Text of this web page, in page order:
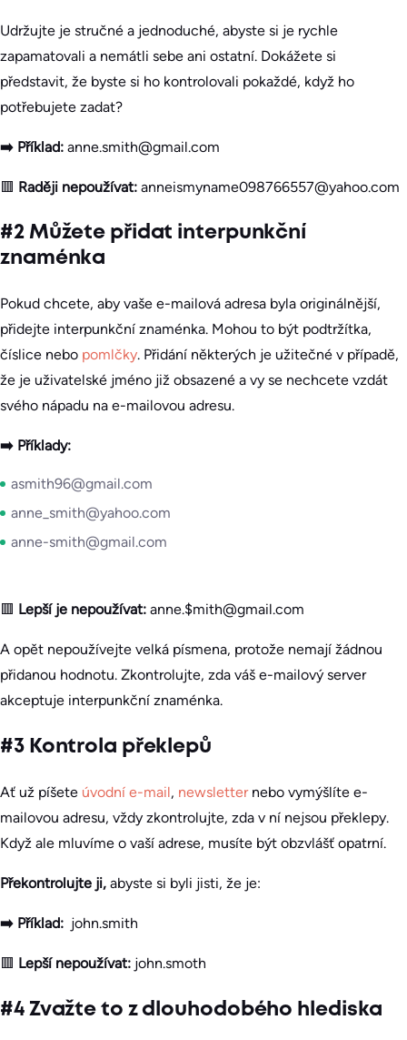
Udržujte je stručné a jednoduché, abyste si je rychle
zapamatovali a nemátli sebe ani ostatní. Dokážete si
představit, že byste si ho kontrolovali pokaždé, když ho
potřebujete zadat?
➡️ Příklad: anne.smith@gmail.com
🟥 Raději nepoužívat: anneismyname098766557@yahoo.com
#2 Můžete přidat interpunkční
znaménka
Pokud chcete, aby vaše e-mailová adresa byla originálnější,
přidejte interpunkční znaménka. Mohou to být podtržítka,
číslice nebo pomlčky. Přidání některých je užitečné v případě,
že je uživatelské jméno již obsazené a vy se nechcete vzdát
svého nápadu na e-mailovou adresu.
➡️ Příklady:
asmith96@gmail.com
anne_smith@yahoo.com
anne-smith@gmail.com
🟥 Lepší je nepoužívat: anne.$mith@gmail.com
A opět nepoužívejte velká písmena, protože nemají žádnou
přidanou hodnotu. Zkontrolujte, zda váš e-mailový server
akceptuje interpunkční znaménka.
#3 Kontrola překlepů
Ať už píšete úvodní e-mail, newsletternebo vymýšlíte e-
mailovou adresu, vždy zkontrolujte, zda v ní nejsou překlepy.
Když ale mluvíme o vaší adrese, musíte být obzvlášť opatrní.
Překontrolujte ji, abyste si byli jisti, že je:
➡️ Příklad: john.smith
🟥 Lepší nepoužívat: john.smoth
#4 Zvažte to z dlouhodobého hlediska